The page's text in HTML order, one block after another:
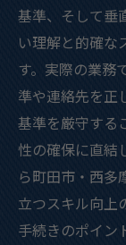
基準、そして垂
い理解と的確な
す。実際の業務
準や連絡先を正
基準を厳守する
性の確保に直結
ら町田市・西多
立つスキル向上
手続きのポイン